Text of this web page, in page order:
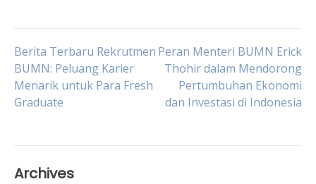
Post
navigation
Berita Terbaru Rekrutmen
BUMN: Peluang Karier
Menarik untuk Para Fresh
Graduate
Peran Menteri BUMN Erick
Thohir dalam Mendorong
Pertumbuhan Ekonomi
dan Investasi di Indonesia
Archives